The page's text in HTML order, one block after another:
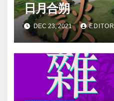
日月合朔
DEC 23, 2021 EDITOR